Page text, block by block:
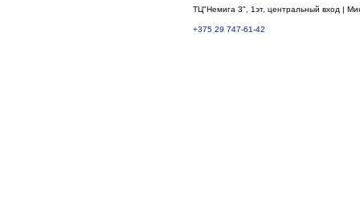
ТЦ"Немига 3", 1эт, центральный вход |
+375 29 747-61-42